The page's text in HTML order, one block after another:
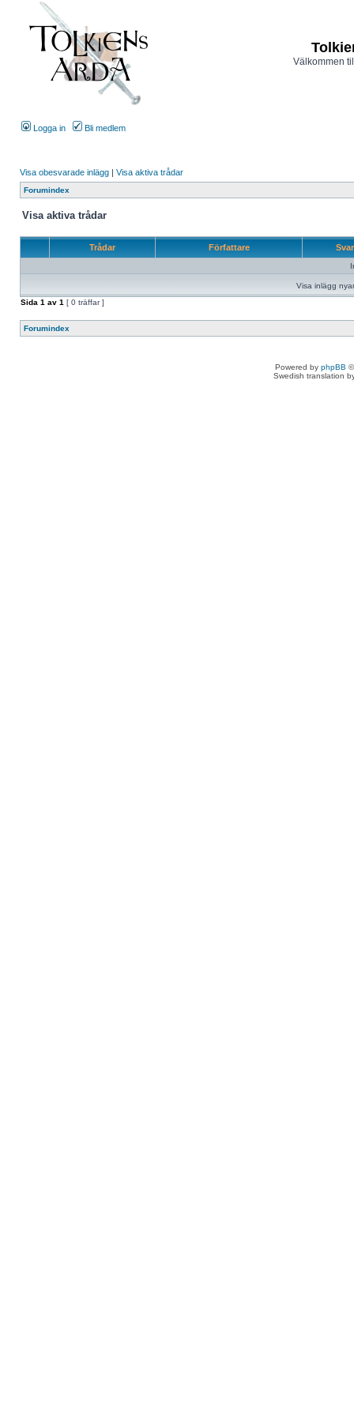
Välkommen
Logga in Bli medlem
Visa obesvarade inlägg | Visa aktiva trådar
Forumindex
Visa aktiva trådar
Trådar Författare
Visa inlägg
Sida 1 av 1 [ 0 träffar ]
Forumindex
Powered by phpBB
Swedish translation